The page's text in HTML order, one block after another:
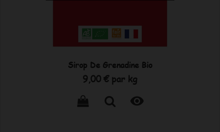
Sirop De Grenadine Bio
Prix
9,00 € par kg
